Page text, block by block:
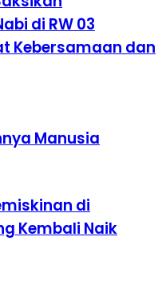
di RW 03
Kebersamaan dan
Manusia
di
Kembali Naik